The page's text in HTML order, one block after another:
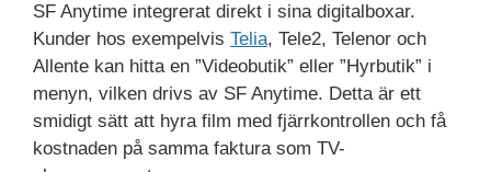
SF Anytime integrerat direkt i sina digitalboxar.
Kunder hos exempelvis Telia, Tele2, Telenor och
Allente kan hitta en ”Videobutik” eller ”Hyrbutik” i
menyn, vilken drivs av SF Anytime. Detta är ett
smidigt sätt att hyra film med fjärrkontrollen och få
kostnaden på samma faktura som TV-